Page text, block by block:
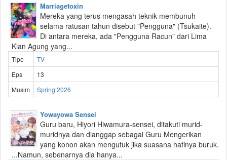
Marriagetoxin
Mereka yang terus mengasah teknik membunuh
selama ratusan tahun disebut "Pengguna" (Tsukaite).
Di antara mereka, ada "Pengguna Racun" dari Lima
Klan Agung yang...
Tipe
TV
Eps
13
Musim
Spring 2026
Yowayowa Sensei
Guru baru, Hiyori Hiwamura-sensei, ditakuti murid-
muridnya dan dianggap sebagai Guru Mengerikan
yang konon akan mengutuk jika suasana hatinya buruk.
...Namun, sebenarnya dia hanya...